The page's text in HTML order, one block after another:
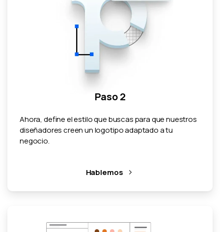
Paso 2
Ahora, define el estilo que buscas para que nuestros
diseñadores creen un logotipo adaptado a tu
negocio.
Hablemos